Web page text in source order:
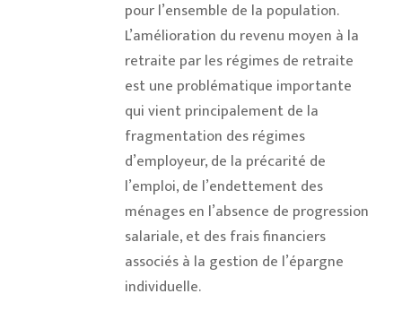
pour l’ensemble de la population.
L’amélioration du revenu moyen à la
retraite par les régimes de retraite
est une problématique importante
qui vient principalement de la
fragmentation des régimes
d’employeur, de la précarité de
l’emploi, de l’endettement des
ménages en l’absence de progression
salariale, et des frais financiers
associés à la gestion de l’épargne
individuelle.